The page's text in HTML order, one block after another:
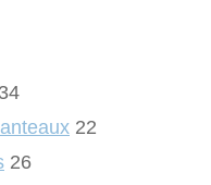
34
22
26